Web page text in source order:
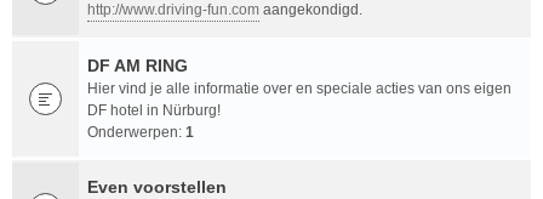
http://www.driving-fun.com aangekondigd.
DF AM RING
Hier vind je alle informatie over en speciale acties van ons eigen
DF hotel in Nürburg!
Onderwerpen: 1
Even voorstellen